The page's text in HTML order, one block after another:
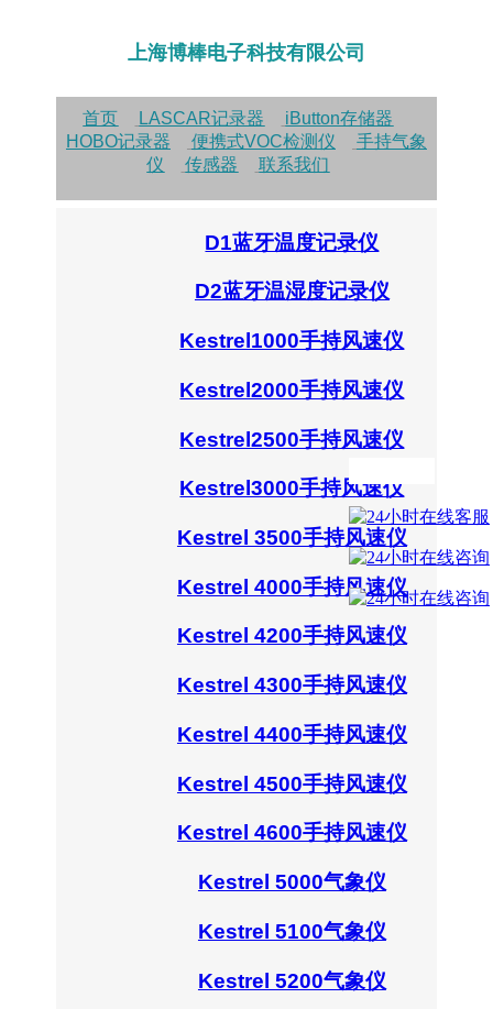
上海博棒电子科技有限公司
首页 LASCAR记录器
iButton存储器
HOBO记录器
便携式VOC检测仪
手持气象
仪
传感器 联系我们
D1蓝牙温度记录仪
D2蓝牙温湿度记录仪
Kestrel1000手持风速仪
Kestrel2000手持风速仪
Kestrel2500手持风速仪
Kestrel3000手持风速仪
Kestrel 3500手持风速仪
Kestrel 4000手持风速仪
Kestrel 4200手持风速仪
Kestrel 4300手持风速仪
Kestrel 4400手持风速仪
Kestrel 4500手持风速仪
Kestrel 4600手持风速仪
Kestrel 5000气象仪
Kestrel 5100气象仪
Kestrel 5200气象仪